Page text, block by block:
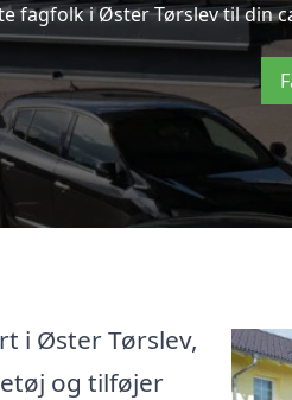
fagfolk i Øster Tørslev til din
i Øster Tørslev,
og tilføjer